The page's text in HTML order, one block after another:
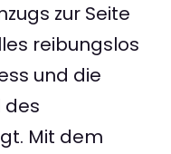
zur Seite
reibungslos
und die
des
Mit dem